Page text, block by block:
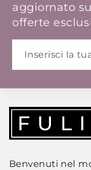
aggiornato
offerte
Benvenuti nel